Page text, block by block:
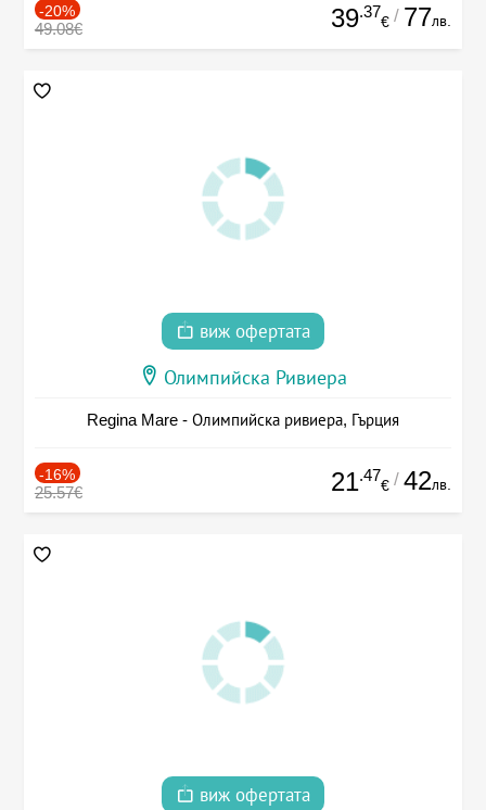
-20%
49.08€ 39.37
€ / 77лв.
виж офертата
Олимпийска Ривиера
Regina Mare - Олимпийска ривиера, Гърция
-16%
25.57€ 21.47
€ / 42лв.
виж офертата